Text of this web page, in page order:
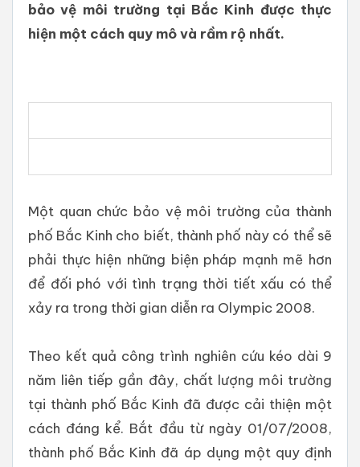
bảo vệ môi trường tại Bắc Kinh được thực
hiện một cách quy mô và rầm rộ nhất.
Một quan chức bảo vệ môi trường của thành
phố Bắc Kinh cho biết, thành phố này có thể sẽ
phải thực hiện những biện pháp mạnh mẽ hơn
để đối phó với tình trạng thời tiết xấu có thể
xảy ra trong thời gian diễn ra Olympic 2008.
Theo kết quả công trình nghiên cứu kéo dài 9
năm liên tiếp gần đây, chất lượng môi trường
tại thành phố Bắc Kinh đã được cải thiện một
cách đáng kể. Bắt đầu từ ngày 01/07/2008,
thành phố Bắc Kinh đã áp dụng một quy định